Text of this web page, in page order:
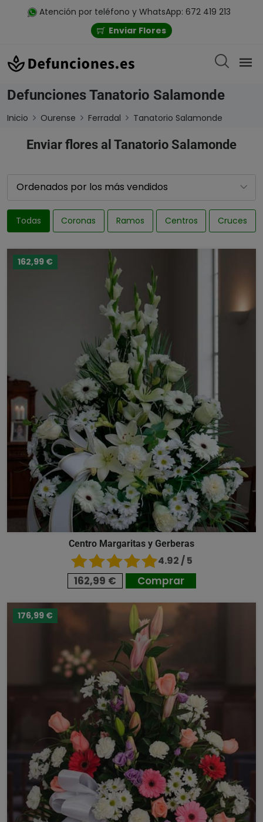
Atención por teléfono y WhatsApp: 672 419 213
Enviar Flores
Defunciones Tanatorio Salamonde
Inicio Ourense Ferradal Tanatorio Salamonde
Enviar flores al Tanatorio Salamonde
Todas Coronas Ramos Centros Cruces
162,99 €
Centro Margaritas y Gerberas
4.92 / 5
162,99 € Comprar
176,99 €